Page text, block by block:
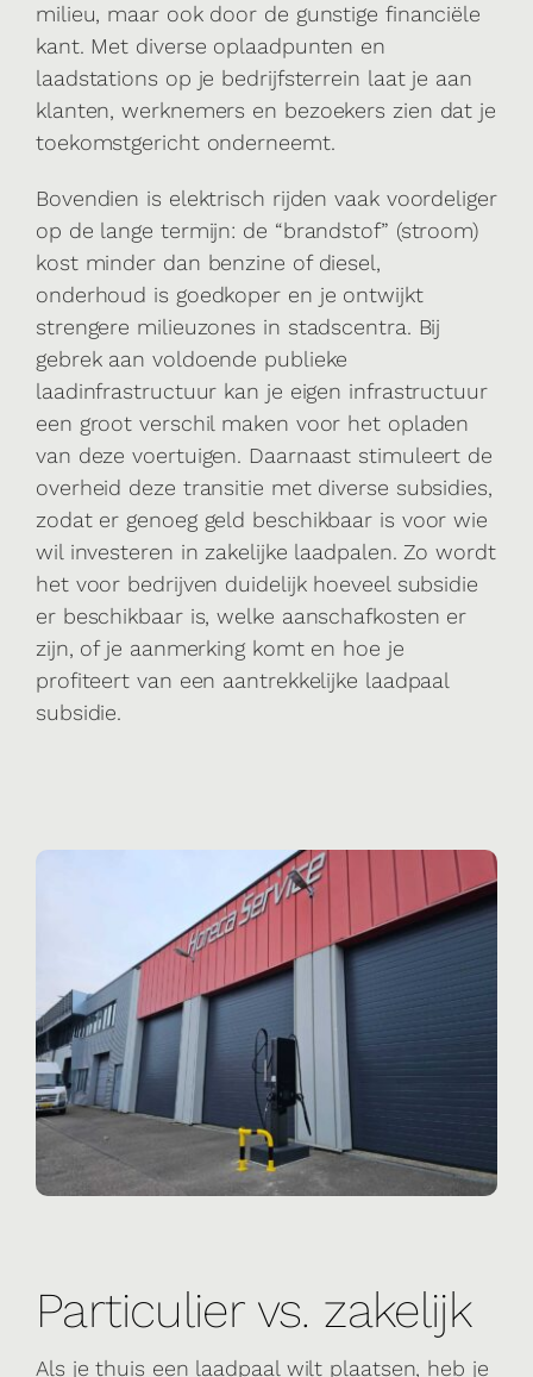
milieu, maar ook door de gunstige financiële
kant. Met diverse oplaadpunten en
laadstations op je bedrijfsterrein laat je aan
klanten, werknemers en bezoekers zien dat je
toekomstgericht onderneemt.
Bovendien is elektrisch rijden vaak voordeliger
op de lange termijn: de “brandstof” (stroom)
kost minder dan benzine of diesel,
onderhoud is goedkoper en je ontwijkt
strengere milieuzones in stadscentra. Bij
gebrek aan voldoende publieke
laadinfrastructuur kan je eigen infrastructuur
een groot verschil maken voor het opladen
van deze voertuigen. Daarnaast stimuleert de
overheid deze transitie met diverse subsidies,
zodat er genoeg geld beschikbaar is voor wie
wil investeren in zakelijke laadpalen. Zo wordt
het voor bedrijven duidelijk hoeveel subsidie
er beschikbaar is, welke aanschafkosten er
zijn, of je aanmerking komt en hoe je
profiteert van een aantrekkelijke laadpaal
subsidie.
Particulier vs. zakelijk
Als je thuis een laadpaal wilt plaatsen, heb je